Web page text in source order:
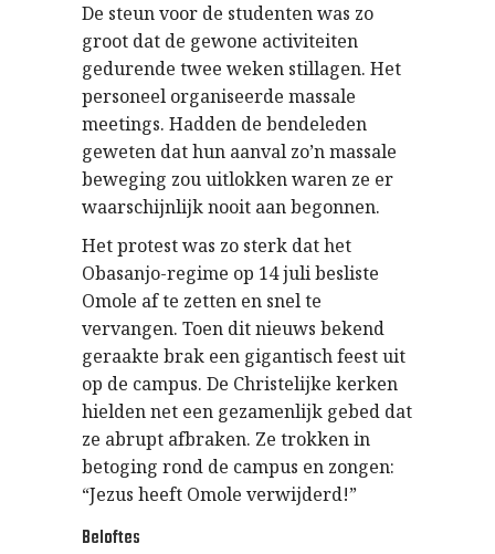
De steun voor de studenten was zo
groot dat de gewone activiteiten
gedurende twee weken stillagen. Het
personeel organiseerde massale
meetings. Hadden de bendeleden
geweten dat hun aanval zo’n massale
beweging zou uitlokken waren ze er
waarschijnlijk nooit aan begonnen.
Het protest was zo sterk dat het
Obasanjo-regime op 14 juli besliste
Omole af te zetten en snel te
vervangen. Toen dit nieuws bekend
geraakte brak een gigantisch feest uit
op de campus. De Christelijke kerken
hielden net een gezamenlijk gebed dat
ze abrupt afbraken. Ze trokken in
betoging rond de campus en zongen:
“Jezus heeft Omole verwijderd!”
Beloftes